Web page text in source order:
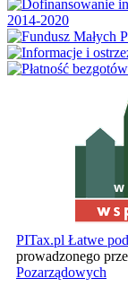
PITax.pl Łatwe
prowadzonego
Pozarządowych